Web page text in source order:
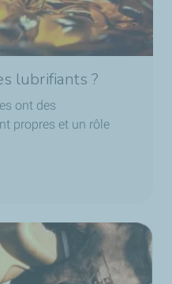
lubrifiants ?
ont des
propres et un rôle